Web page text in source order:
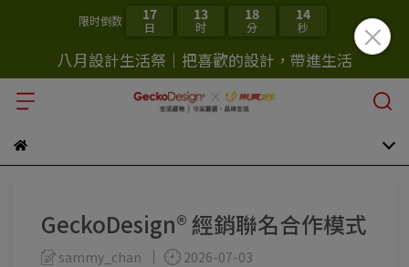
限时倒数 17
日
13
时
18
分
13
秒
八月設計生活祭｜把喜歡的設計，帶進生活
GeckoDesign® 經銷聯名合作模式
sammy_chan 2026-07-03